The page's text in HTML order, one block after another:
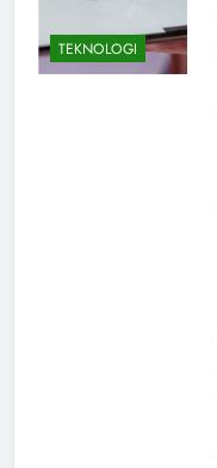
TEKNOLOGI